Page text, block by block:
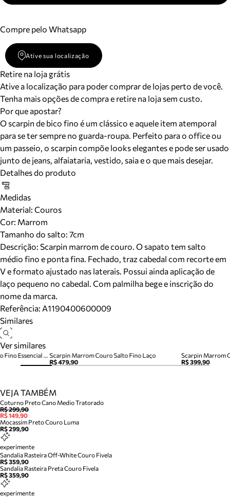
Compre pelo Whatsapp
Ative sua localização
Retire na loja grátis
Ative a localização para poder comprar de lojas perto de você.
Tenha mais opções de compra e retire na loja sem custo.
Por que apostar?
O scarpin de bico fino é um clássico e aquele item atemporal
para se ter sempre no guarda-roupa. Perfeito para o office ou
um passeio, o scarpin compõe looks elegantes e pode ser usado
junto de jeans, alfaiataria, vestido, saia e o que mais desejar.
Detalhes do produto
Medidas
Material: Couros
Cor: Marrom
Tamanho do salto: 7cm
Descrição: Scarpin marrom de couro. O sapato tem salto
médio fino e ponta fina. Fechado, traz cabedal com recorte em
V e formato ajustado nas laterais. Possui ainda aplicação de
laço pequeno no cabedal. Com palmilha bege e inscrição do
nome da marca.
Referência: A1190400600009
Similares
Ver similares
Scarpin Marrom Couro Salto Fino Laço
R$ 479,90
Scarpin Marrom
R$ 399,90
Scarpin Marrom Camurça Salto Fino Essencial 85
VEJA TAMBÉM
Coturno Preto Cano Medio Tratorado
R$ 299,90
R$ 149,90
Mocassim Preto Couro Luma
R$ 299,90
experimente
Sandalia Rasteira Off-White Couro Fivela
R$ 359,90
Sandalia Rasteira Preta Couro Fivela
R$ 359,90
experimente